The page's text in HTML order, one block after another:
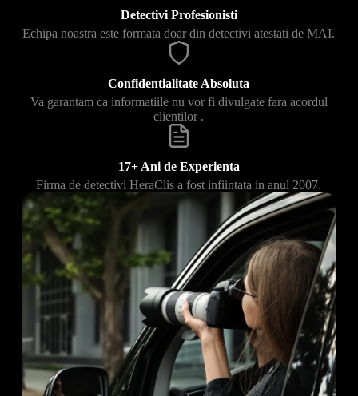
Detectivi Profesionisti
Echipa noastra este formata doar din detectivi atestati de MAI.
Confidentialitate Absoluta
Va garantam ca informatiile nu vor fi divulgate fara acordul
clientilor .
17+ Ani de Experienta
Firma de detectivi HeraClis a fost infiintata in anul 2007.